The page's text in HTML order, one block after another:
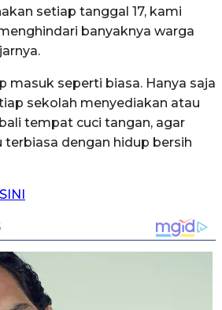
setiap tanggal 17, kami
banyaknya warga
masuk seperti biasa. Hanya saja
sekolah menyediakan atau
tempat cuci tangan, agar
terbiasa dengan hidup bersih